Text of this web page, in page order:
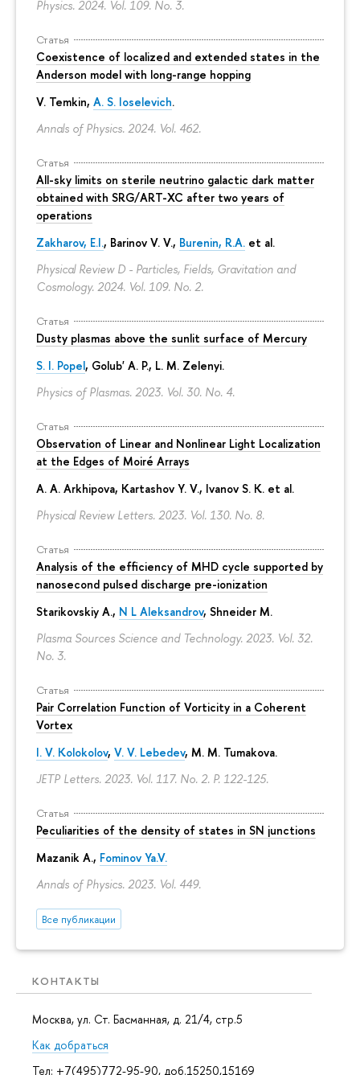
Physics. 2024. Vol. 109. No. 3.
Статья
Coexistence of localized and extended states in the
Anderson model with long-range hopping
V. Temkin, A. S. Ioselevich.
Annals of Physics. 2024. Vol. 462.
Статья
All-sky limits on sterile neutrino galactic dark matter
obtained with SRG/ART-XC after two years of
operations
Zakharov, E.I., Barinov V. V., Burenin, R.A. et al.
Physical Review D - Particles, Fields, Gravitation and
Cosmology. 2024. Vol. 109. No. 2.
Статья
Dusty plasmas above the sunlit surface of Mercury
S. I. Popel, Golub' A. P., L. M. Zelenyi.
Physics of Plasmas. 2023. Vol. 30. No. 4.
Статья
Observation of Linear and Nonlinear Light Localization
at the Edges of Moiré Arrays
A. A. Arkhipova, Kartashov Y. V., Ivanov S. K. et al.
Physical Review Letters. 2023. Vol. 130. No. 8.
Статья
Analysis of the efficiency of MHD cycle supported by
nanosecond pulsed discharge pre-ionization
Starikovskiy A., N L Aleksandrov, Shneider M.
Plasma Sources Science and Technology. 2023. Vol. 32.
No. 3.
Статья
Pair Correlation Function of Vorticity in a Coherent
Vortex
I. V. Kolokolov, V. V. Lebedev, M. M. Tumakova.
JETP Letters. 2023. Vol. 117. No. 2. P. 122-125.
Статья
Peculiarities of the density of states in SN junctions
Mazanik A., Fominov Ya.V.
Annals of Physics. 2023. Vol. 449.
Все публикации
КОНТАКТЫ
Москва, ул. Ст. Басманная, д. 21/4, стр.5
Как добраться
Тел: +7(495)772-95-90, доб.15250,15169